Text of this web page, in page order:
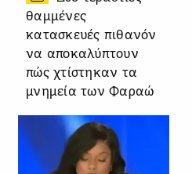
θαμμένες
κατασκευές πιθανόν
να αποκαλύπτουν
πώς χτίστηκαν τα
μνημεία των Φαραώ